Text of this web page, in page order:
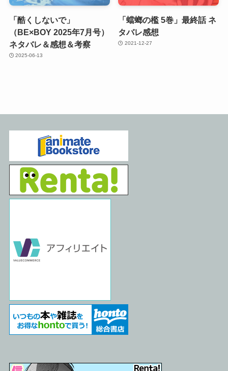
「酷くしないで」
（BE×BOY 2025年7月号）
ネタバレ＆感想＆考察
2025-06-13
「蟷螂の檻 5巻」最終話 ネ
タバレ感想
2021-12-27